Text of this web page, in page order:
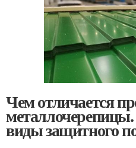
Чем отличается
виды защитного